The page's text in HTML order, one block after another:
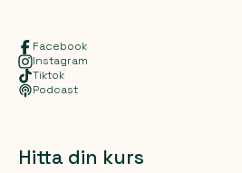
Facebook
Instagram
Tiktok
Podcast
Hitta din kurs